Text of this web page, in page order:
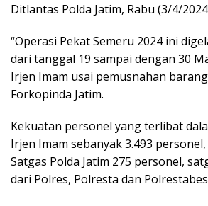
Ditlantas Polda Jatim, Rabu (3/4/
“Operasi Pekat Semeru 2024 ini
dari tanggal 19 sampai dengan 30
Irjen Imam usai pemusnahan
Forkopinda Jatim.
Kekuatan personel yang terlibat
Irjen Imam sebanyak 3.493
Satgas Polda Jatim 275 personel,
dari Polres, Polresta dan